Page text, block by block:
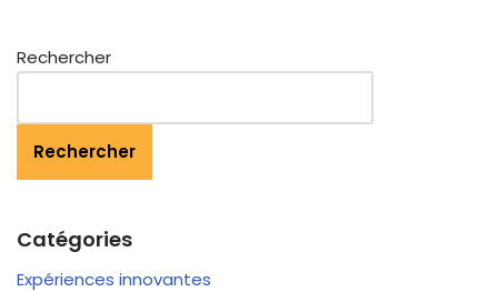
Rechercher
Rechercher
Catégories
Expériences innovantes